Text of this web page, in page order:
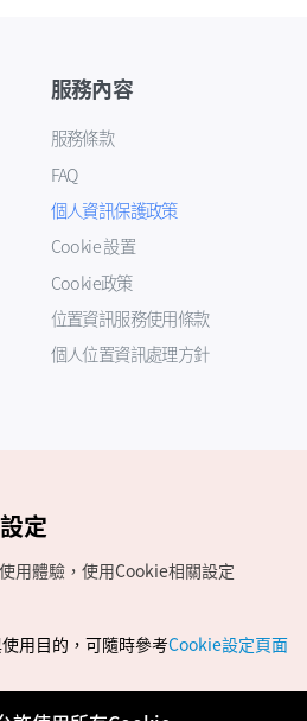
服務內容
服務條款
FAQ
個人資訊保護政策
Cookie 設置
Cookie政策
位置資訊服務使用條款
個人位置資訊處理方針
社版權所有
迎來信至官方信箱
定
用體驗，使用Cookie相關設定
用目的，可隨時參考Cookie設定頁面